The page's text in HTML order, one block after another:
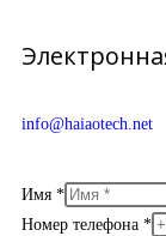
info@haiaotech.net
Имя *
Номер телефона *